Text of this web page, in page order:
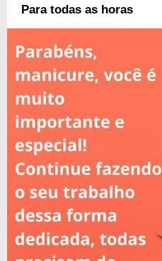
Para todas as horas